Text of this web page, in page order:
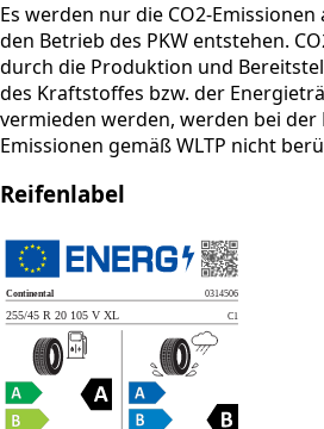
Es werden nur die CO2-
den Betrieb des PKW entstehen.
durch die Produktion und
des Kraftstoffes bzw. der
vermieden werden, werden bei der
Emissionen gemäß WLTP nicht
Reifenlabel